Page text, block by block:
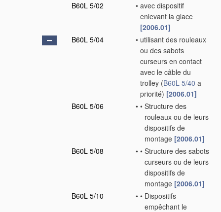
B60L 5/02
• avec dispositif
enlevant la glace
[2006.01]
B60L 5/04
• utilisant des rouleaux
ou des sabots
curseurs en contact
avec le câble du
trolley (B60L 5/40 a
priorité) [2006.01]
B60L 5/06
• • Structure des
rouleaux ou de leurs
dispositifs de
montage [2006.01]
B60L 5/08
• • Structure des sabots
curseurs ou de leurs
dispositifs de
montage [2006.01]
B60L 5/10
• • Dispositifs
empêchant le